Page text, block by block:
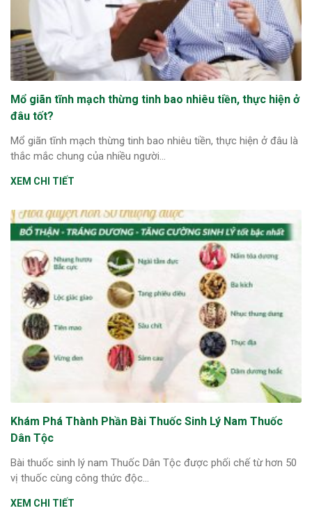
Mổ giãn tĩnh mạch thừng tinh bao nhiêu tiền, thực hiện ở
đâu tốt?
Mổ giãn tĩnh mạch thừng tinh bao nhiêu tiền, thực hiện ở đâu là
thắc mắc chung của nhiều người...
XEM CHI TIẾT
Khám Phá Thành Phần Bài Thuốc Sinh Lý Nam Thuốc
Dân Tộc
Bài thuốc sinh lý nam Thuốc Dân Tộc được phối chế từ hơn 50
vị thuốc cùng công thức độc...
XEM CHI TIẾT